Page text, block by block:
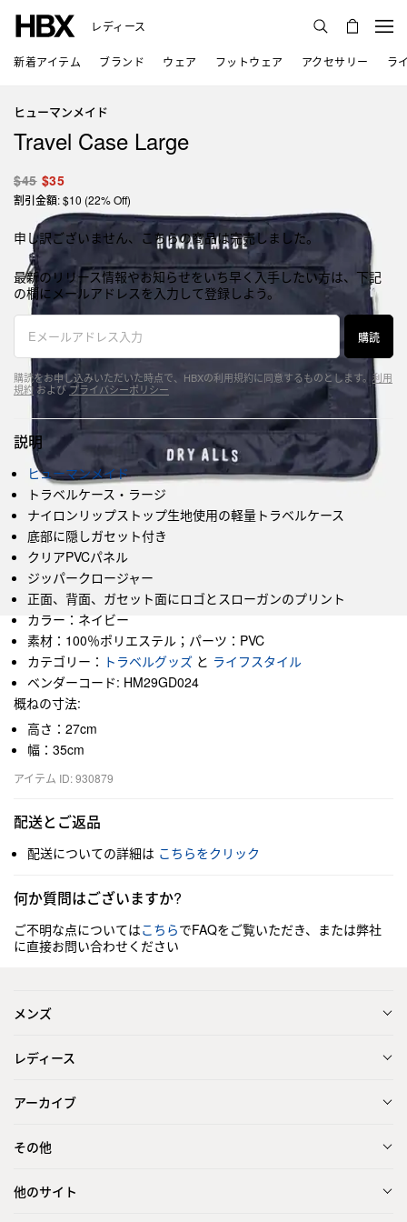
レディース
新着アイテム ブランド ウェア フットウェア アクセサリー ラ
ヒューマンメイド
Travel Case Large
$45 $35
割引金額: $10 (22% Off)
申し訳ございません、こちらの商品は完売しました。
最新のリリース情報やお知らせをいち早く入手したい方は、下記
の欄にメールアドレスを入力して登録しよう。
購読
購読をお申し込みいただいた時点で、HBXの利用規約に同意するものとします。 利用
規約 およびプライバシーポリシー
説明
ヒューマンメイド
トラベルケース・ラージ
ナイロンリップストップ生地使用の軽量トラベルケース
底部に隠しガセット付き
クリアPVCパネル
ジッパークロージャー
正面、背面、ガセット面にロゴとスローガンのプリント
カラー：ネイビー
素材：100％ポリエステル；パーツ：PVC
カテゴリー： トラベルグッズ と ライフスタイル
ベンダーコード: HM29GD024
概ねの寸法:
高さ：27cm
幅：35cm
アイテム ID: 930879
配送とご返品
配送についての詳細は こちらをクリック
何か質問はございますか?
ご不明な点についてはこちらでFAQをご覧いただき、または弊社
に直接お問い合わせください
メンズ
レディース
アーカイブ
その他
他のサイト